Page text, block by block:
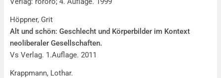
Höppner, Grit
Alt und schön: Geschlecht und Körperbilder im Kontext
neoliberaler Gesellschaften.
Vs Verlag. 1.Auflage. 2011
Krappmann, Lothar.